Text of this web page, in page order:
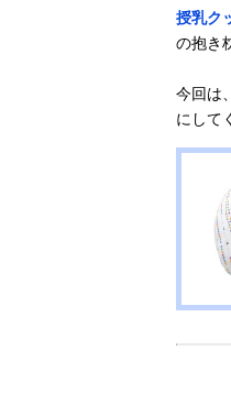
授乳ク
の抱き
今回は、
にして